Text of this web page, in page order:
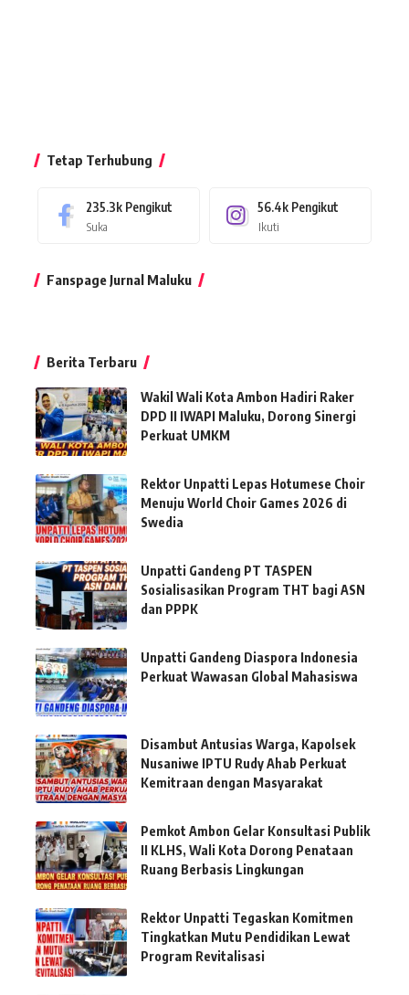
Tetap Terhubung
235.3k Pengikut
Suka
56.4k Pengikut
Ikuti
Fanspage Jurnal Maluku
Berita Terbaru
Wakil Wali Kota Ambon Hadiri Raker
DPD II IWAPI Maluku, Dorong Sinergi
Perkuat UMKM
Rektor Unpatti Lepas Hotumese Choir
Menuju World Choir Games 2026 di
Swedia
Unpatti Gandeng PT TASPEN
Sosialisasikan Program THT bagi ASN
dan PPPK
Unpatti Gandeng Diaspora Indonesia
Perkuat Wawasan Global Mahasiswa
Disambut Antusias Warga, Kapolsek
Nusaniwe IPTU Rudy Ahab Perkuat
Kemitraan dengan Masyarakat
Pemkot Ambon Gelar Konsultasi Publik
II KLHS, Wali Kota Dorong Penataan
Ruang Berbasis Lingkungan
Rektor Unpatti Tegaskan Komitmen
Tingkatkan Mutu Pendidikan Lewat
Program Revitalisasi